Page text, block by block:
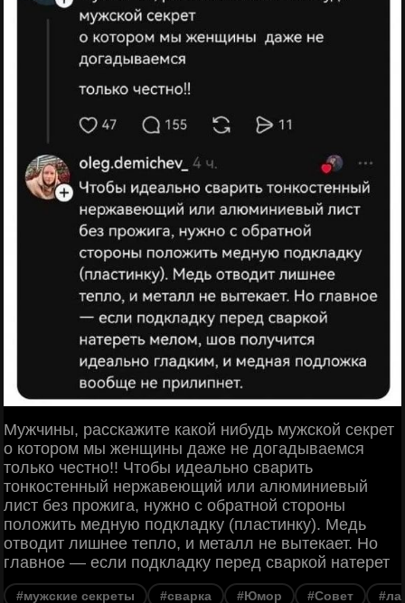
Мужчины, расскажите какой нибудь мужской секрет
о котором мы женщины даже не догадываемся
только честно!! Чтобы идеально сварить
тонкостенный нержавеющий или алюминиевый
лист без прожига, нужно с обратной стороны
положить медную подкладку (пластинку). Медь
отводит лишнее тепло, и металл не вытекает. Но
главное — если подкладку перед сваркой натерет
#мужские секреты #сварка #Юмор #Совет